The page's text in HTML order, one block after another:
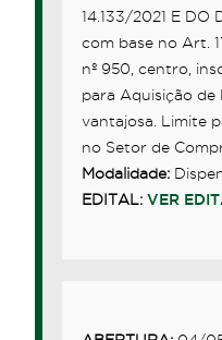
14.133/2021 E
com base no Art.
nº 950, centro,
para Aquisição de
vantajosa. Limite
no Setor de
Modalidade:
EDITAL: VER